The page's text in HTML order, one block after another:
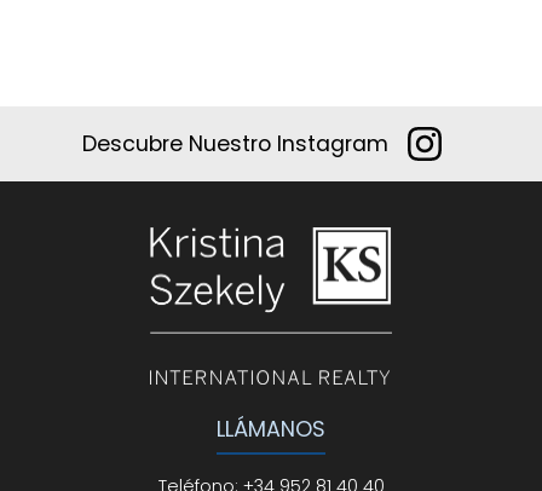
Descubre Nuestro Instagram
LLÁMANOS
Teléfono: +34 952 81 40 40